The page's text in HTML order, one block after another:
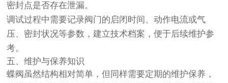
密封点是否存在泄漏。
调试过程中需要记录阀门的启闭时间、动作电流或气
压、密封状况等参数，建立技术档案，便于后续维护参
考。
五、维护与保养知识
蝶阀虽然结构相对简单，但同样需要定期的维护保养，